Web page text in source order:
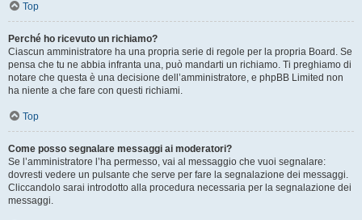
Top
Perché ho ricevuto un richiamo?
Ciascun amministratore ha una propria serie di regole per la propria Board. Se
pensa che tu ne abbia infranta una, può mandarti un richiamo. Ti preghiamo di
notare che questa è una decisione dell’amministratore, e phpBB Limited non
ha niente a che fare con questi richiami.
Top
Come posso segnalare messaggi ai moderatori?
Se l’amministratore l’ha permesso, vai al messaggio che vuoi segnalare:
dovresti vedere un pulsante che serve per fare la segnalazione dei messaggi.
Cliccandolo sarai introdotto alla procedura necessaria per la segnalazione dei
messaggi.